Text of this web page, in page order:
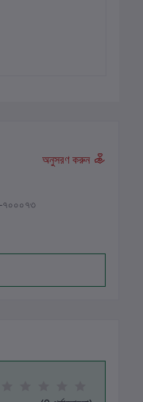
অনুসরণ করুন
-৭০০০৭৩